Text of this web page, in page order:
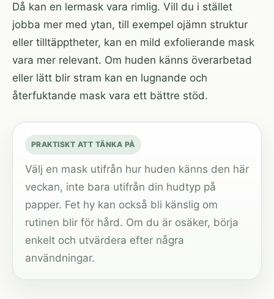
Då kan en lermask vara rimlig. Vill du i stället
jobba mer med ytan, till exempel ojämn struktur
eller tilltäpptheter, kan en mild exfolierande mask
vara mer relevant. Om huden känns överarbetad
eller lätt blir stram kan en lugnande och
återfuktande mask vara ett bättre stöd.
PRAKTISKT ATT TÄNKA PÅ
Välj en mask utifrån hur huden känns den här
veckan, inte bara utifrån din hudtyp på
papper. Fet hy kan också bli känslig om
rutinen blir för hård. Om du är osäker, börja
enkelt och utvärdera efter några
användningar.